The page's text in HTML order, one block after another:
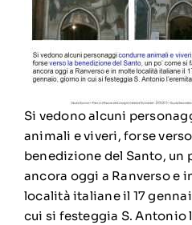
Si vedono alcuni
animali e viveri, forse
benedizione del Santo, un
ancora oggi a Ranverso e
località italiane il 17
cui si festeggia S. Antonio